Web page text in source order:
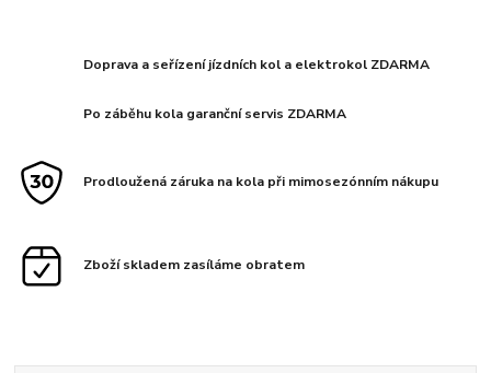
Doprava a seřízení jízdních kol a elektrokol ZDARMA
Po záběhu kola garanční servis ZDARMA
Prodloužená záruka na kola při mimosezónním nákupu
Zboží skladem zasíláme obratem